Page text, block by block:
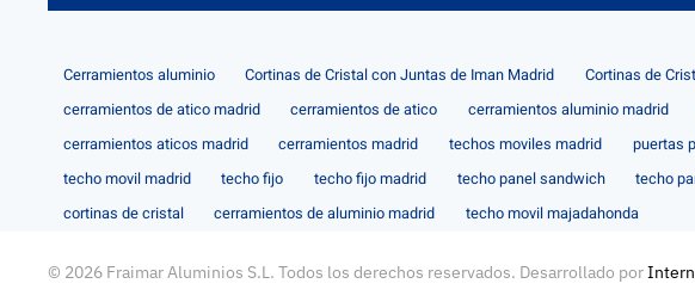
Cerramientos aluminio Cortinas de Cristal con Juntas de Iman Madrid Cortinas de
cerramientos de atico madrid
cerramientos de atico cerramientos aluminio madrid
cerramientos aticos madrid
cerramientos madrid techos moviles madrid puertas
techo movil madrid
techo fijo techo fijo madrid techo panel sandwich techo
cortinas de cristal
cerramientos de aluminio madrid techo movil majadahonda
© 2026 Fraimar Aluminios S.L. Todos los derechos reservados. Desarrollado por